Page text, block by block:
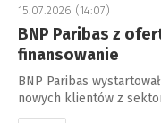
15.07.2026 (14:07)
BNP Paribas z
finansowanie
BNP Paribas
nowych klientów z